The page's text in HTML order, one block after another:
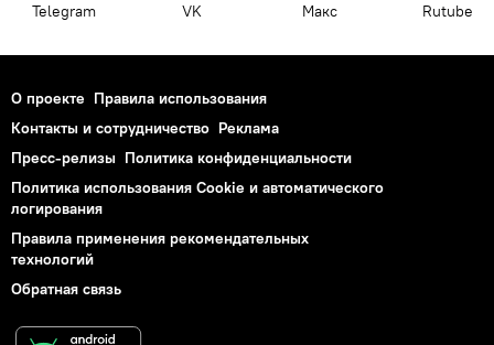
Telegram VK Макс Rutube
О проекте Правила использования
Контакты и сотрудничество Реклама
Пресс-релизы Политика конфиденциальности
Политика использования Cookie и автоматического
логирования
Правила применения рекомендательных
технологий
Обратная связь